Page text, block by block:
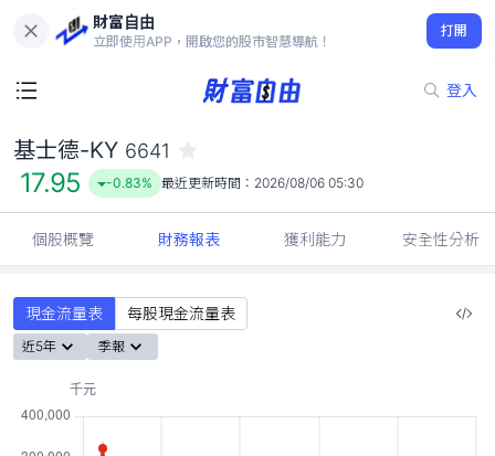
財富自由
立即使用APP，開啟您的股市智慧導航！
打開
登入
17.95
-0.83%
基士德-KY 6641
17.95 -0.83% 最近更新時間： 2026/08/06 05:30
個股概覽 財務報表 獲利能力 安全性分析
現金流量表 每股現金流量表
近5年 季報